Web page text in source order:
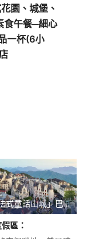
園、城堡、
食午餐─細心
一杯(6小
「法式童話山城」巴拿山旅遊度假區
假區 ：